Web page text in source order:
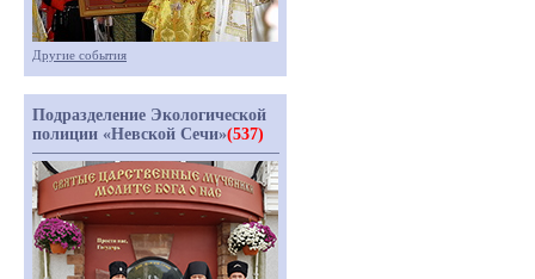
Другие события
Подразделение Экологической
полиции «Невской Сечи»(537)